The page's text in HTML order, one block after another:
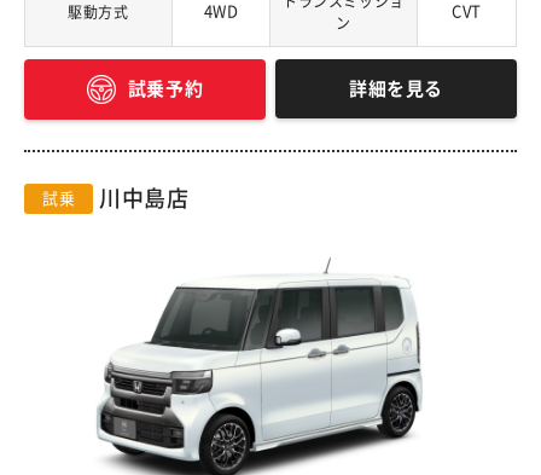
駆動方式 4WD
ン
CVT
試乗予約 詳細を見る
試乗 川中島店